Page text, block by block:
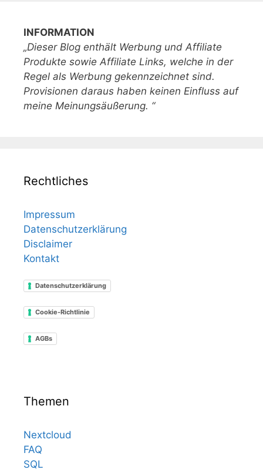
INFORMATION
„Dieser Blog enthält Werbung und Affiliate
Produkte sowie Affiliate Links, welche in der
Regel als Werbung gekennzeichnet sind.
Provisionen daraus haben keinen Einfluss auf
meine Meinungsäußerung. “
Rechtliches
Impressum
Datenschutzerklärung
Disclaimer
Kontakt
Datenschutzerklärung
Cookie-Richtlinie
AGBs
Themen
Nextcloud
FAQ
SQL